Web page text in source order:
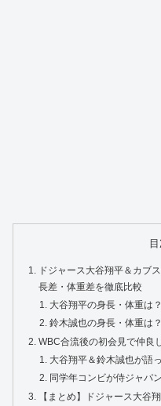
ドジャース大谷翔平＆カブ
長差・体重差を徹底比較
大谷翔平の身長・体重は
鈴木誠也の身長・体重は
WBC合流後の初会見で仲良
大谷翔平＆鈴木誠也が語
同学年コンビが侍ジャパ
【まとめ】ドジャース大谷